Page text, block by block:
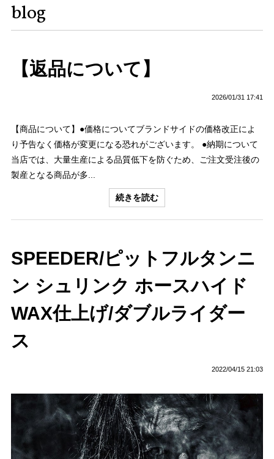
blog
【返品について】
2026/01/31 17:41
【商品について】●価格についてブランドサイドの価格改正によ
り予告なく価格が変更になる恐れがございます。 ●納期について
当店では、大量生産による品質低下を防ぐため、ご注文受注後の
製産となる商品が多...
続きを読む
SPEEDER/ピットフルタンニ
ン シュリンク ホースハイド
WAX仕上げ/ダブルライダー
ス
2022/04/15 21:03